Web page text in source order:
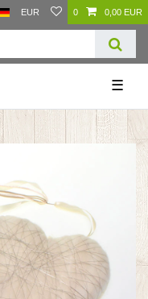
EUR 0 0,00 EUR
☰